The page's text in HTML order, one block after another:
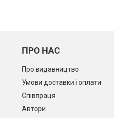
ПРО НАС
Про видавництво
Умови доставки і оплати
Співпраця
Автори